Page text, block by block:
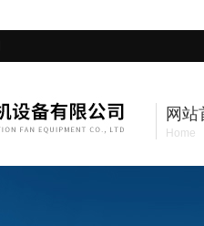
网站
Home